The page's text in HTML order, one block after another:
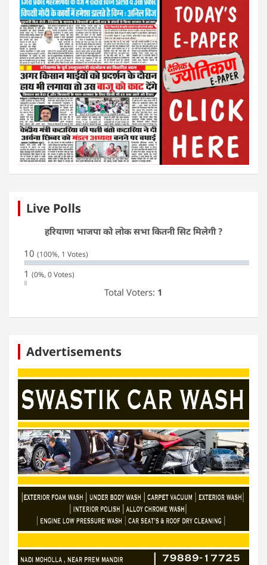
Live Polls
हरियाणा भाजपा को लोक सभा कितनी सिट मिलेगी ?
10 (100%, 1 Votes)
1 (0%, 0 Votes)
Total Voters: 1
Advertisements